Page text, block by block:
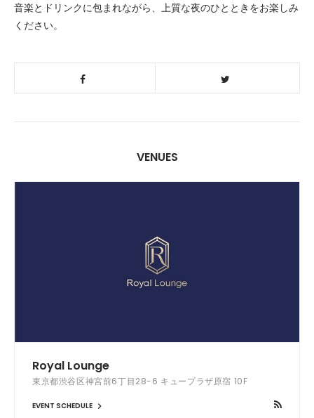
音楽とドリンクに包まれながら、上質な夜のひとときをお楽しみ
ください。
VENUES
Royal Lounge
東京都渋谷区神宮前6丁目28-6 キュープラザ原宿 10F
EVENT SCHEDULE